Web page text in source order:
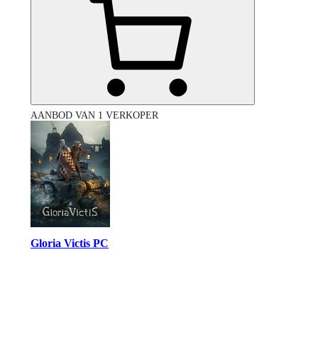
AANBOD VAN 1 VERKOPER
Gloria Victis PC